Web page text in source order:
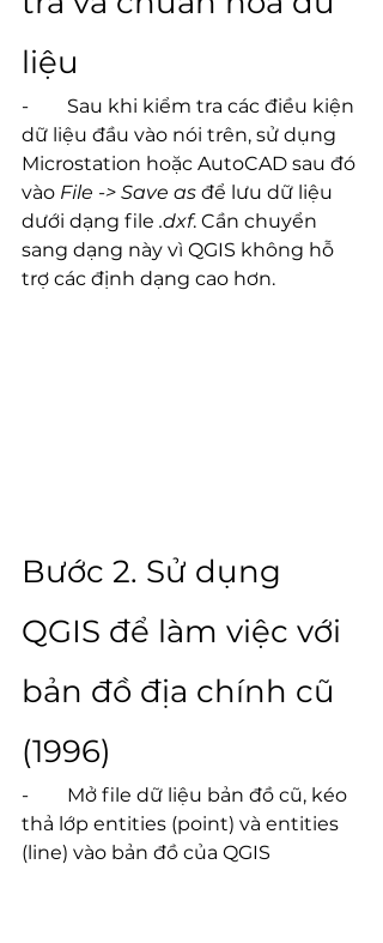
liệu
-        Sau khi kiểm tra các điều kiện
dữ liệu đầu vào nói trên, sử dụng
Microstation hoặc AutoCAD sau đó
vào File -> Save as để lưu dữ liệu
dưới dạng file .dxf. Cần chuyển
sang dạng này vì QGIS không hỗ
trợ các định dạng cao hơn.
Bước 2. Sử dụng
QGIS để làm việc với
bản đồ địa chính cũ
(1996)
-        Mở file dữ liệu bản đồ cũ, kéo
thả lớp entities (point) và entities
(line) vào bản đồ của QGIS